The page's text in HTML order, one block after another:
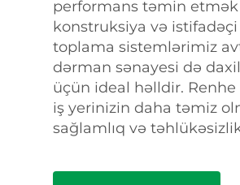
performans təmin etmək
konstruksiya və
toplama sistemlərimiz
dərman sənayesi də
üçün ideal həlldir. Renhe
iş yerinizin daha təmiz
sağlamlıq və